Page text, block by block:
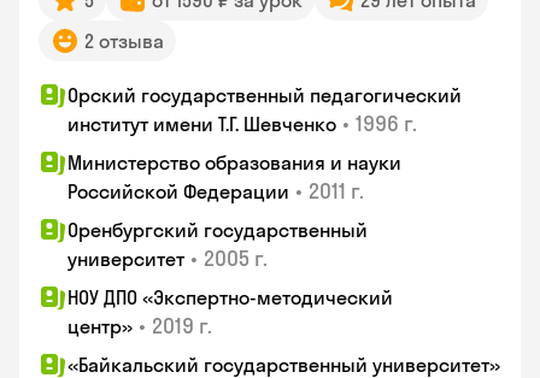
2 отзыва
Орский государственный педагогический
институт имени Т.Г. Шевченко • 1996 г.
Министерство образования и науки
Российской Федерации • 2011 г.
Оренбургский государственный
университет • 2005 г.
НОУ ДПО «Экспертно-методический
центр» • 2019 г.
«Байкальский государственный университет»